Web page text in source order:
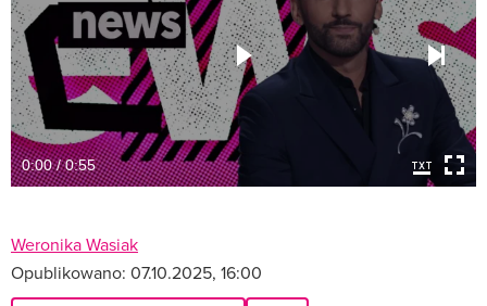
0:00 / 0:55
Weronika Wasiak
Opublikowano: 07.10.2025, 16:00